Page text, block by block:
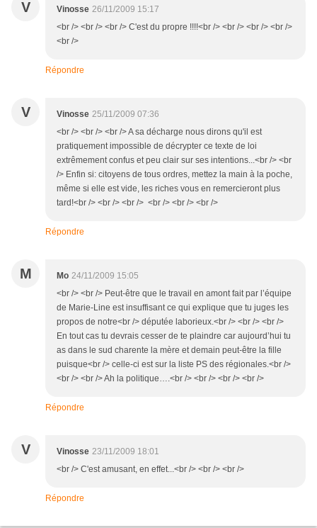
V Vinosse 26/11/2009 15:17
<br /> <br /> <br /> C'est du propre !!!!<br /> <br /> <br /> <br />
<br />
Répondre
V Vinosse 25/11/2009 07:36
<br /> <br /> <br /> A sa décharge nous dirons qu'il est
pratiquement impossible de décrypter ce texte de loi
extrêmement confus et peu clair sur ses intentions...<br /> <br
/> Enfin si: citoyens de tous ordres, mettez la main à la poche,
même si elle est vide, les riches vous en remercieront plus
tard!<br /> <br /> <br /> <br /> <br /> <br />
Répondre
M Mo 24/11/2009 15:05
<br /> <br /> Peut-être que le travail en amont fait par l’équipe
de Marie-Line est insuffisant ce qui explique que tu juges les
propos de notre<br /> députée laborieux.<br /> <br /> <br />
En tout cas tu devrais cesser de te plaindre car aujourd’hui tu
as dans le sud charente la mère et demain peut-être la fille
puisque<br /> celle-ci est sur la liste PS des régionales.<br />
<br /> <br /> Ah la politique….<br /> <br /> <br /> <br />
Répondre
V Vinosse 23/11/2009 18:01
<br /> C'est amusant, en effet...<br /> <br /> <br />
Répondre